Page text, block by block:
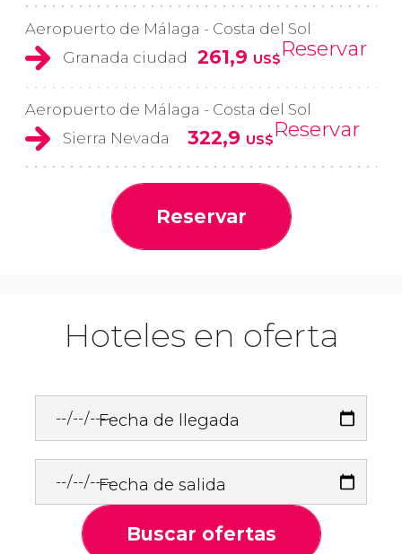
Aeropuerto de Málaga - Costa del Sol
Granada ciudad
261,9 US$Reservar
Aeropuerto de Málaga - Costa del Sol
Sierra Nevada
322,9 US$Reservar
Reservar
Hoteles en oferta
Fecha de llegada
Fecha de salida
Buscar ofertas